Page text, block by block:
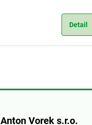
Detail
Anton Vorek s.r.o.